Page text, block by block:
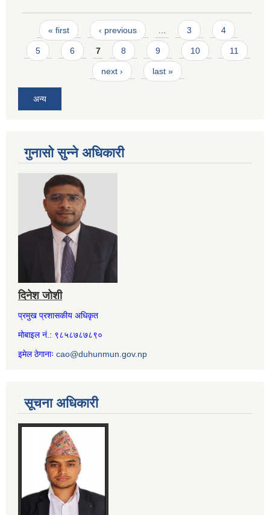
Pages
« first ‹ previous 3 4
5 6 7 8 9 10 11
next › last »
अन्य
गुनासो सुन्ने अधिकारी
दिनेश जोशी
प्रमुख प्रशासकीय अधिकृत
मोबाइल नं.: ९८५८७८७८९०
इमेल ठेगानाः cao@duhunmun.gov.np
सूचना अधिकारी